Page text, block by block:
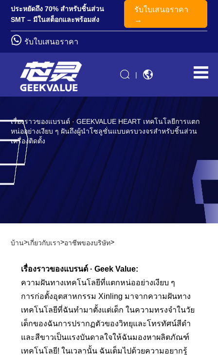
ประหยัดถึง 70% สำหรับชิ้นส่วน
SMT – มีในสต็อกและพร้อมส่ง
รับใบเสนอราคา
→
รับใบเสนอราคา
|
เรื่องราวของแบรนด์ · GEEKVALUE HEART เทคโนโลยีการแตก
หน่ออย่างเงียบ ๆ ฝันถึงผู้นำโซลูชั่นแบบครบวงจรสำหรับชิ้นส่วน
เครื่องติดตั้ง
บ้าน>เกี่ยวกับเรา>อาชีพของบริษัท>
เรื่องราวของแบรนด์ · Geek Value:
ความฝันทางเทคโนโลยีที่แตกหน่ออย่างเงียบ ๆ
การก่อตั้งอุตสาหกรรม Xinling มาจากความฝันทาง
เทคโนโลยีที่ฉันทำมาตั้งแต่เด็ก ในความทรงจำในวัย
เด็กของฉันการปรากฏตัวของวิทยุและโทรทัศน์สีดำ
และสีขาวเป็นแรงบันดาลใจให้ฉันมองหาผลิตภัณฑ์
เทคโนโลยี! ในเวลานั้น ฉันเต็มไปด้วยความอยากรู้